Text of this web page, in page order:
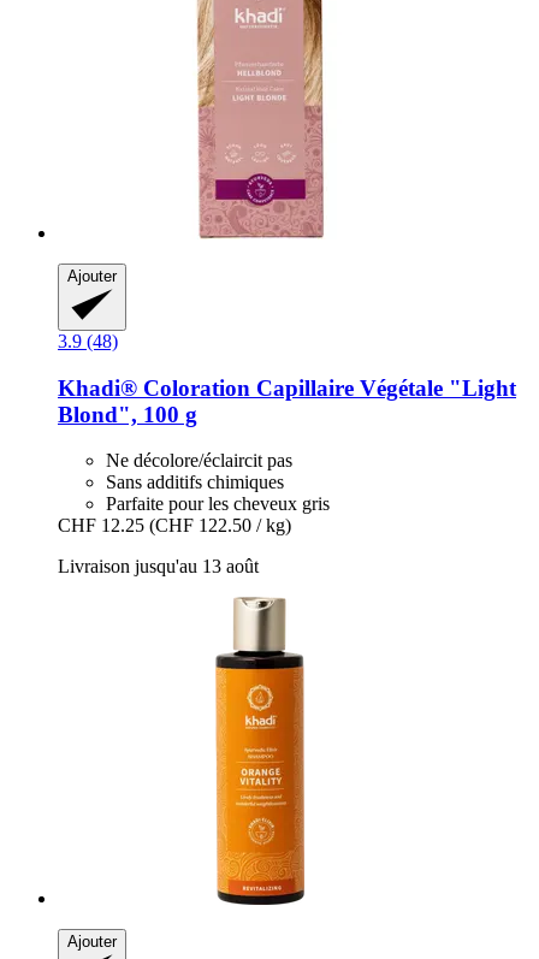
Ajouter
3.9 (48)
Khadi® Coloration Capillaire Végétale "Light
Blond", 100 g
Ne décolore/éclaircit pas
Sans additifs chimiques
Parfaite pour les cheveux gris
CHF 12.25 (CHF 122.50 / kg)
Livraison jusqu'au 13 août
Ajouter